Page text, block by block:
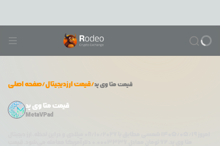
صفحه اصلی/قیمت ارزدیجیتال/ قیمتمتا وی پد
قیمت متا وی پد
MetaVPad